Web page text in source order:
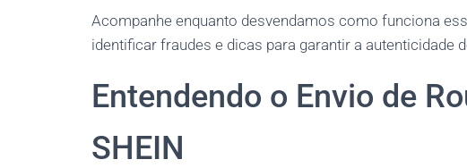
Acompanhe enquanto desvendamos como funciona
identificar fraudes e dicas para garantir a autenticidade
Entendendo o Envio de
SHEIN